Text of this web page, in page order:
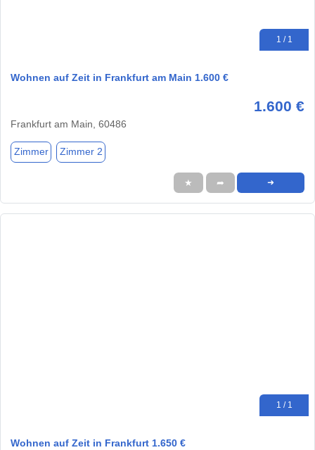
1 / 1
Wohnen auf Zeit in Frankfurt am Main 1.600 €
1.600 €
Frankfurt am Main, 60486
Zimmer Zimmer 2
★ ➦ ➜
1 / 1
Wohnen auf Zeit in Frankfurt 1.650 €